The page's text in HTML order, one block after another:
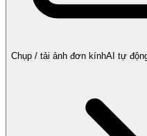
Chụp / tải ảnh đơn kínhAI tự